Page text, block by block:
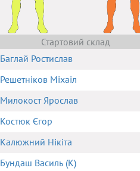
Стартовий склад
Баглай Ростислав
Решетніков Міхаіл
Милокост Ярослав
Костюк Єгор
Калюжний Нікіта
Бундаш Василь (К)